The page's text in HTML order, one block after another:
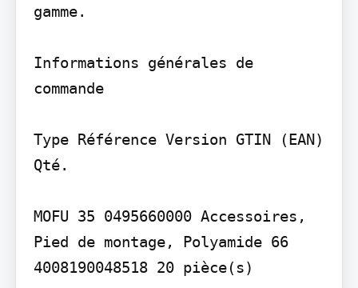
gamme.
Informations générales de
commande
Type Référence Version GTIN (EAN)
Qté.
MOFU 35 0495660000 Accessoires,
Pied de montage, Polyamide 66
4008190048518 20 pièce(s)